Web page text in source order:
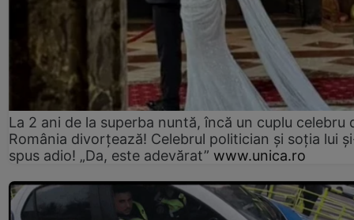
La 2 ani de la superba nuntă, încă un cuplu celebru
România divorțează! Celebrul politician și soția lui
spus adio! „Da, este adevărat” www.unica.ro